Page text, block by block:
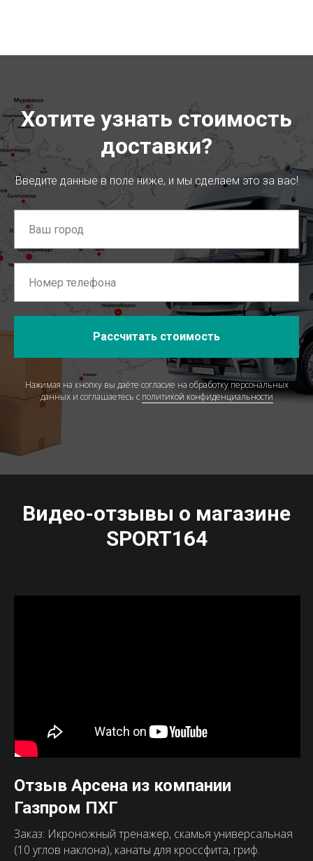
Хотите узнать стоимость
доставки?
Введите данные в поле ниже, и мы сделаем это за вас!
Рассчитать стоимость
Нажимая на кнопку вы даёте согласие на обработку персональных
данных и соглашаетесь c политикой конфиденциальности
Видео-отзывы о магазине
SPORT164
Отзыв Арсена из компании
Газпром ПХГ
Заказ: Икроножный тренажер, скамья универсальная
(10 углов наклона), канаты для кроссфита, гриф.